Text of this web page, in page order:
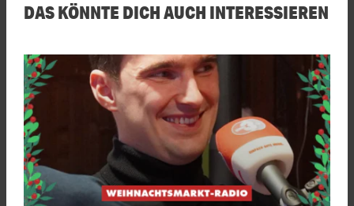
DAS KÖNNTE DICH AUCH INTERESSIEREN